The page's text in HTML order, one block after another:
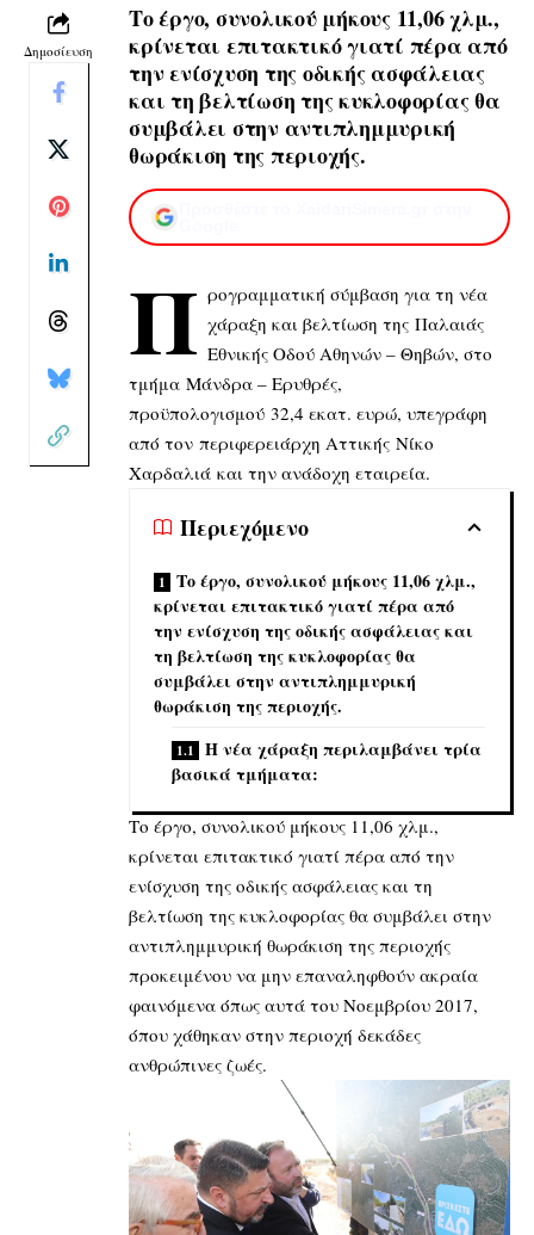
Δημοσίευση
Το έργο, συνολικού μήκους 11,06 χλμ.,
κρίνεται επιτακτικό γιατί πέρα από
την ενίσχυση της οδικής ασφάλειας
και τη βελτίωση της κυκλοφορίας θα
συμβάλει στην αντιπλημμυρική
θωράκιση της περιοχής.
Π ρογραμματική σύμβαση για τη νέα
χάραξη και βελτίωση της Παλαιάς
Εθνικής Οδού Αθηνών – Θηβών, στο
τμήμα Μάνδρα – Ερυθρές,
προϋπολογισμού 32,4 εκατ. ευρώ, υπεγράφη
από τον περιφερειάρχη Αττικής Νίκο
Χαρδαλιά και την ανάδοχη εταιρεία.
Περιεχόμενο
Το έργο, συνολικού μήκους 11,06 χλμ.,
κρίνεται επιτακτικό γιατί πέρα από
την ενίσχυση της οδικής ασφάλειας και
τη βελτίωση της κυκλοφορίας θα
συμβάλει στην αντιπλημμυρική
θωράκιση της περιοχής.
Η νέα χάραξη περιλαμβάνει τρία
βασικά τμήματα:
Το έργο, συνολικού μήκους 11,06 χλμ.,
κρίνεται επιτακτικό γιατί πέρα από την
ενίσχυση της οδικής ασφάλειας και τη
βελτίωση της κυκλοφορίας θα συμβάλει στην
αντιπλημμυρική θωράκιση της περιοχής
προκειμένου να μην επαναληφθούν ακραία
φαινόμενα όπως αυτά του Νοεμβρίου 2017,
όπου χάθηκαν στην περιοχή δεκάδες
ανθρώπινες ζωές.